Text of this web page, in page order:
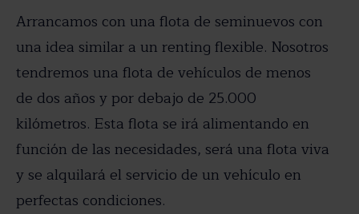
Arrancamos con una flota de seminuevos con
una idea similar a un renting flexible. Nosotros
tendremos una flota de vehículos de menos
de dos años y por debajo de 25.000
kilómetros. Esta flota se irá alimentando en
función de las necesidades, será una flota viva
y se alquilará el servicio de un vehículo en
perfectas condiciones.